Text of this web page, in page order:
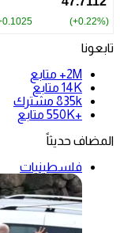
تابعونا
2M+
متابع
14K متابع
835k مشترك
+550K
متابع
المضاف حديثاً
فلسطينيات